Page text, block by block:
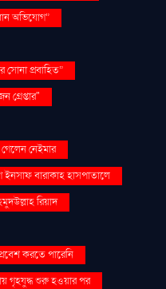
অভিযোগ”
প্রবাহিত”
গ্রেপ্তার"
নেইমার
বারাকাহ হাসপাতালে
রিয়াদ
করতে পারেনি
গৃহযুদ্ধ শুরু হওয়ার পর